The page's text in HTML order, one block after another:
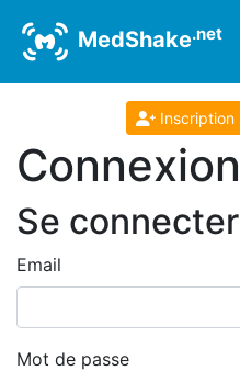
MedShake.net
Inscription
Connexion
Se connecter
Email
Mot de passe